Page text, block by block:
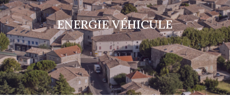
ENERGIE VÉHICULE